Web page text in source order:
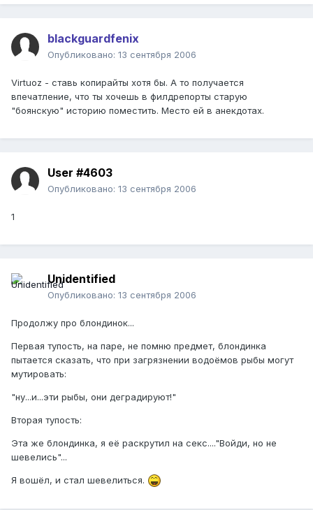
blackguardfenix
Опубликовано: 13 сентября 2006
Virtuoz - ставь копирайты хотя бы. А то получается
впечатление, что ты хочешь в филдрепорты старую
"боянскую" историю поместить. Место ей в анекдотах.
User #4603
Опубликовано: 13 сентября 2006
1
Unidentified
Опубликовано: 13 сентября 2006
Продолжу про блондинок...
Первая тупость, на паре, не помню предмет, блондинка
пытается сказать, что при загрязнении водоёмов рыбы могут
мутировать:
"ну...и...эти рыбы, они деградируют!"
Вторая тупость:
Эта же блондинка, я её раскрутил на секс...."Войди, но не
шевелись"...
Я вошёл, и стал шевелиться.